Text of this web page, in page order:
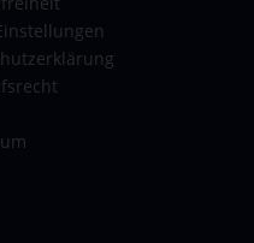
Schwarz 75 x 48 x